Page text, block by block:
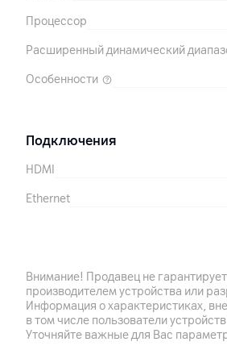
Процессор
Расширенный динамический
Особенности
Подключения
HDMI
Ethernet
USB
Дополнительные разъемы
Внимание! Продавец не
производителем устройства или
Информация о характеристиках,
в том числе пользователи
Уточняйте важные для Вас